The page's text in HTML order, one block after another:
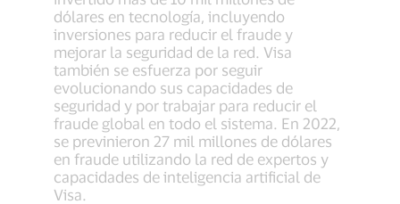
dólares en tecnología, incluyendo
inversiones para reducir el fraude y
mejorar la seguridad de la red. Visa
también se esfuerza por seguir
evolucionando sus capacidades de
seguridad y por trabajar para reducir el
fraude global en todo el sistema. En 2022,
se previnieron 27 mil millones de dólares
en fraude utilizando la red de expertos y
capacidades de inteligencia artificial de
Visa.